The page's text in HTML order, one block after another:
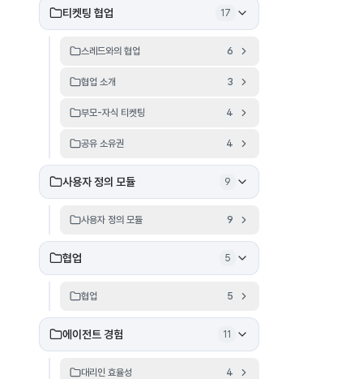
티켓팅 협업 17
스레드와의 협업 6
협업 소개 3
부모-자식 티켓팅 4
공유 소유권 4
사용자 정의 모듈 9
사용자 정의 모듈 9
협업 5
협업 5
에이전트 경험 11
대리인 효율성 4